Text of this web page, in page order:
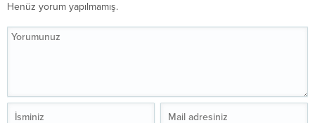
Henüz yorum yapılmamış.